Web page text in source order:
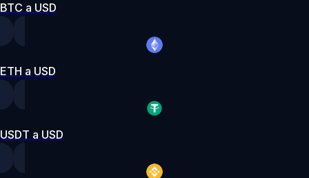
BTC a USD
ETH a USD
USDT a USD